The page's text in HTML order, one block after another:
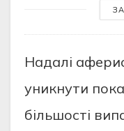
Надалі
уникнути
більшості